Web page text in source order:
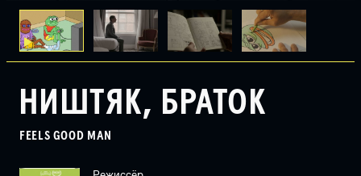
НИШТЯК, БРАТОК
FEELS GOOD MAN